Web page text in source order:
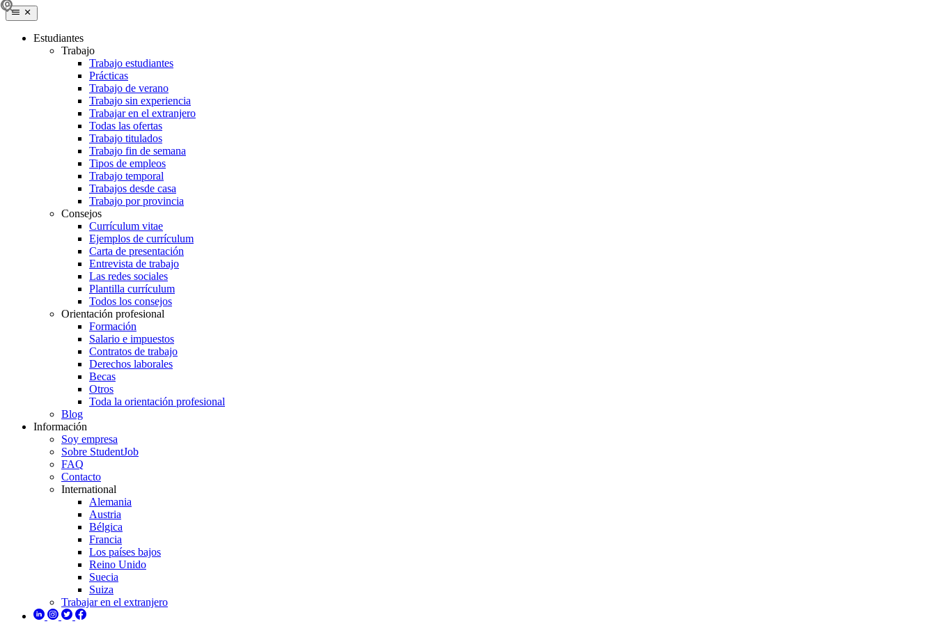
Estudiantes
Trabajo
Trabajo estudiantes
Prácticas
Trabajo de verano
Trabajo sin experiencia
Trabajar en el extranjero
Todas las ofertas
Trabajo titulados
Trabajo fin de semana
Tipos de empleos
Trabajo temporal
Trabajos desde casa
Trabajo por provincia
Consejos
Currículum vitae
Ejemplos de currículum
Carta de presentación
Entrevista de trabajo
Las redes sociales
Plantilla currículum
Todos los consejos
Orientación profesional
Formación
Salario e impuestos
Contratos de trabajo
Derechos laborales
Becas
Otros
Toda la orientación profesional
Blog
Información
Soy empresa
Sobre StudentJob
FAQ
Contacto
International
Alemania
Austria
Bélgica
Francia
Los países bajos
Reino Unido
Suecia
Suiza
Trabajar en el extranjero